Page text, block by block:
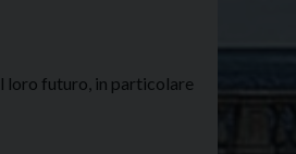
loro futuro, in particolare